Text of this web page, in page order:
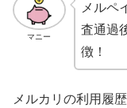
マニー
メルペ
査通過
徴！
メルカリの利用履